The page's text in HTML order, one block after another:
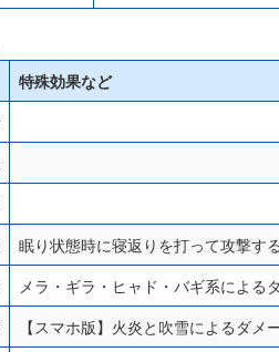
特殊効果など
眠り状態時に寝返りを打って攻撃する
メラ・ギラ・ヒャド・バギ系による
【スマホ版】火炎と吹雪によるダメ